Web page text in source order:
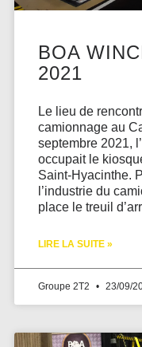
BOA
2021
Le lieu de
camionnage au
septembre 2021,
occupait le
Saint-Hyacinthe.
l’industrie du
place le treuil
LIRE LA SUITE »
Groupe 2T2 23/09/